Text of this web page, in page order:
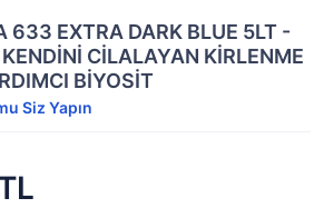
633 EXTRA DARK BLUE 5LT -
CİLALAYAN KİRLENME
BİYOSİT
Siz Yapın